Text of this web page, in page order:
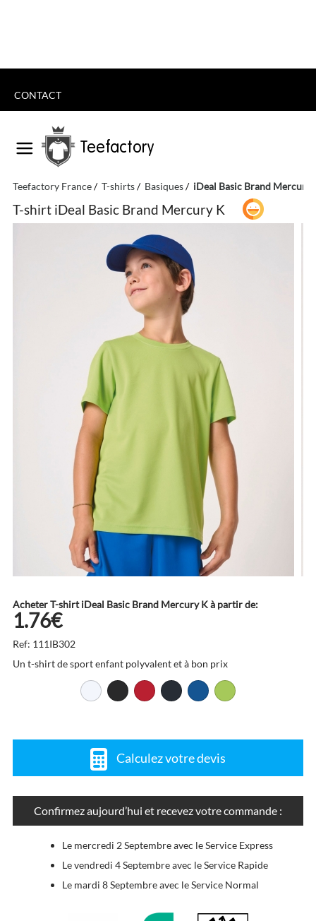
CONTACT
Teefactory
Teefactory France T-shirts Basiques iDeal Basic Brand Mercury
T-shirt iDeal Basic Brand Mercury K
Acheter T-shirt iDeal Basic Brand Mercury K à partir de:
1.76€
Ref: 111IB302
Un t-shirt de sport enfant polyvalent et à bon prix
Calculez votre devis
Confirmez aujourd’hui et recevez votre commande :
Le mercredi 2 Septembre avec le Service Express
Le vendredi 4 Septembre avec le Service Rapide
Le mardi 8 Septembre avec le Service Normal